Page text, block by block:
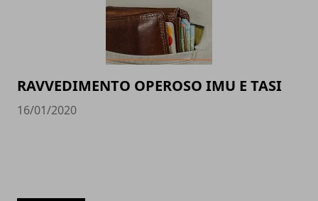
RAVVEDIMENTO OPEROSO IMU E TASI
16/01/2020